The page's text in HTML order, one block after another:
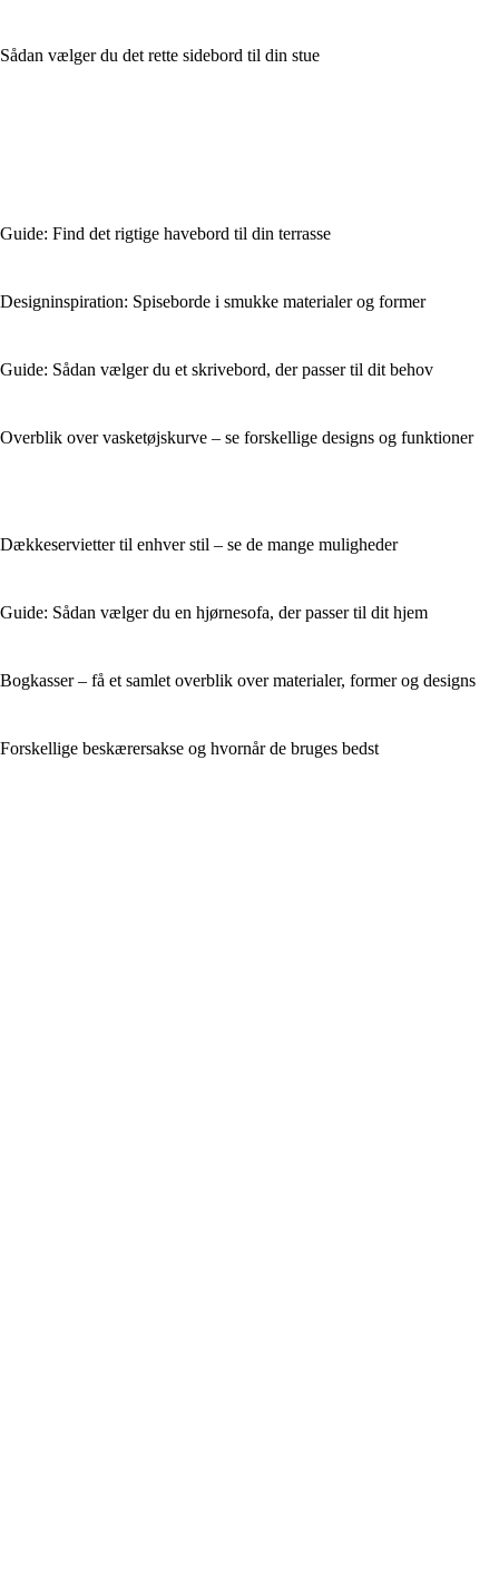
Sådan vælger du det rette sidebord til din stue
Guide: Find det rigtige havebord til din terrasse
Designinspiration: Spiseborde i smukke materialer og former
Guide: Sådan vælger du et skrivebord, der passer til dit behov
Overblik over vasketøjskurve – se forskellige designs og funktioner
Dækkeservietter til enhver stil – se de mange muligheder
Guide: Sådan vælger du en hjørnesofa, der passer til dit hjem
Bogkasser – få et samlet overblik over materialer, former og designs
Forskellige beskærersakse og hvornår de bruges bedst